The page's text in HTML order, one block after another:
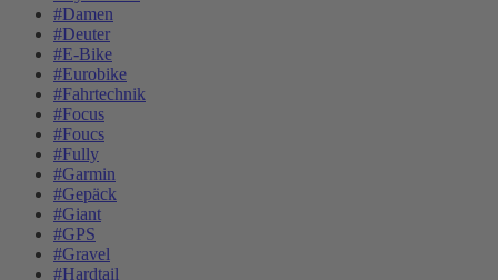
#Damen
#Deuter
#E-Bike
#Eurobike
#Fahrtechnik
#Focus
#Foucs
#Fully
#Garmin
#Gepäck
#Giant
#GPS
#Gravel
#Hardtail